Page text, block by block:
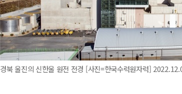
경북 울진의 신한울 원전 전경 [사진=한국수력원자력]